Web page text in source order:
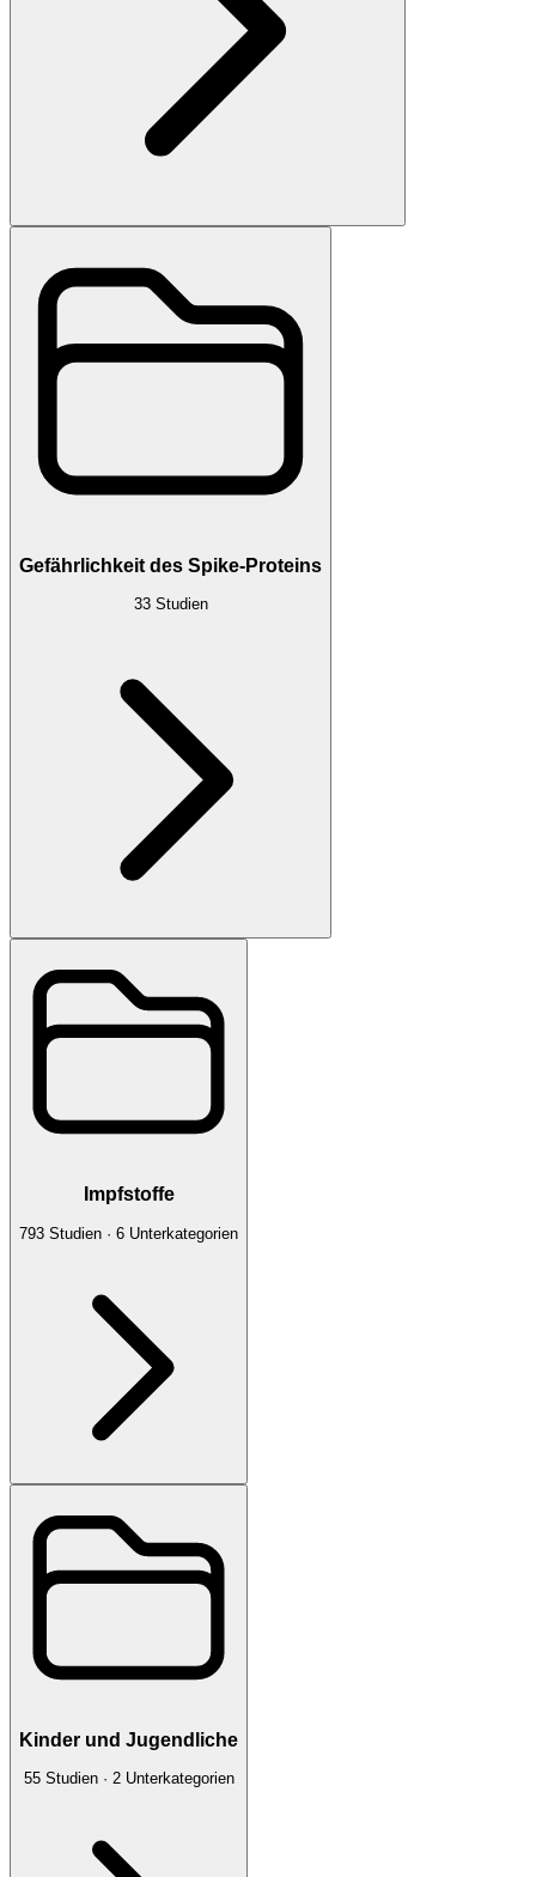
Gefährlichkeit des Spike-Proteins
33 Studien
Impfstoffe
793 Studien · 6 Unterkategorien
Kinder und Jugendliche
55 Studien· 2 Unterkategorien